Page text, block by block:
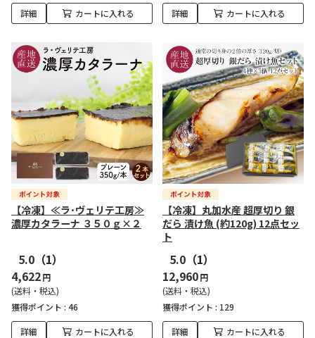
詳細 カートに入れる 詳細 カートに入れる
【冷凍】≪ラ･ヴェリテ工房≫
濃厚カタラーナ ３５０ｇ×２
5.0 （1）
4,622円
(送料・税込)
獲得ポイント : 46
詳細 カートに入れる
【冷凍】丸加水産 超厚切り 銀
だら 漬け魚 (約120g) 12点セッ
ト
5.0 （1）
12,960円
(送料・税込)
獲得ポイント : 129
詳細 カートに入れる